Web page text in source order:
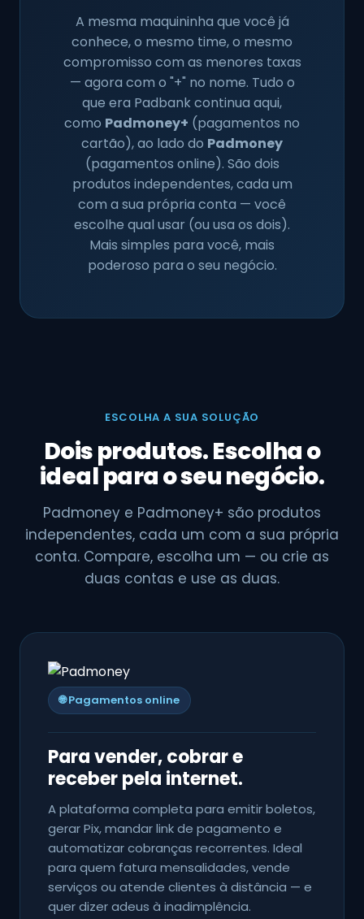
A mesma maquininha que você já
conhece, o mesmo time, o mesmo
compromisso com as menores taxas
— agora com o "+" no nome. Tudo o
que era Padbank continua aqui,
como Padmoney+ (pagamentos no
cartão), ao lado do Padmoney
(pagamentos online). São dois
produtos independentes, cada um
com a sua própria conta — você
escolhe qual usar (ou usa os dois).
Mais simples para você, mais
poderoso para o seu negócio.
ESCOLHA A SUA SOLUÇÃO
Dois produtos. Escolha o
ideal para o seu negócio.
Padmoney e Padmoney+ são produtos
independentes, cada um com a sua própria
conta. Compare, escolha um — ou crie as
duas contas e use as duas.
🌐 Pagamentos online
Para vender, cobrar e
receber pela internet.
A plataforma completa para emitir boletos,
gerar Pix, mandar link de pagamento e
automatizar cobranças recorrentes. Ideal
para quem fatura mensalidades, vende
serviços ou atende clientes à distância — e
quer dizer adeus à inadimplência.